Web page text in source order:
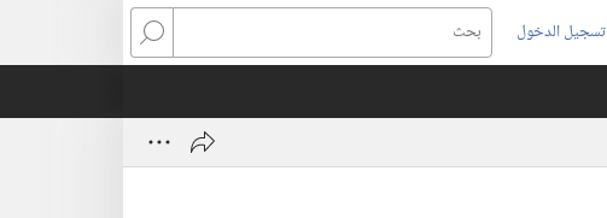
تسجيل الدخول
(يفتح
نافذة
بحث